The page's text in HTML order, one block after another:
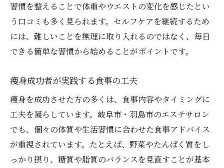
習慣を整えることで体重やウエストの変化を感じたとい
う口コミも多く見られます。セルフケアを継続するため
には、難しいことを無理に取り入れるのではなく、毎日
できる簡単な習慣から始めることがポイントです。
痩身成功者が実践する食事の工夫
痩身を成功させた方の多くは、食事内容やタイミングに
工夫を凝らしています。岐阜市・羽島市のエステサロン
でも、個々の体質や生活習慣に合わせた食事アドバイス
が重視されています。たとえば、野菜やたんぱく質をし
っかり摂り、糖質や脂質のバランスを見直すことが基本